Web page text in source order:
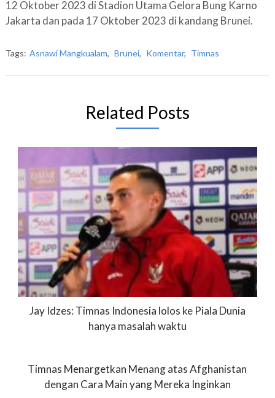
12 Oktober 2023 di Stadion Utama Gelora Bung Karno
Jakarta dan pada 17 Oktober 2023 di kandang Brunei.
Tags: Asnawi Mangkualam, Brunei, Komentar, Timnas
Related Posts
Jay Idzes: Timnas Indonesia lolos ke Piala Dunia
hanya masalah waktu
Timnas Menargetkan Menang atas Afghanistan
dengan Cara Main yang Mereka Inginkan